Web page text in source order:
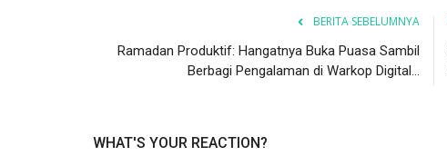
BERITA SEBELUMNYA
Ramadan Produktif: Hangatnya Buka Puasa Sambil
Berbagi Pengalaman di Warkop Digital...
WHAT'S YOUR REACTION?